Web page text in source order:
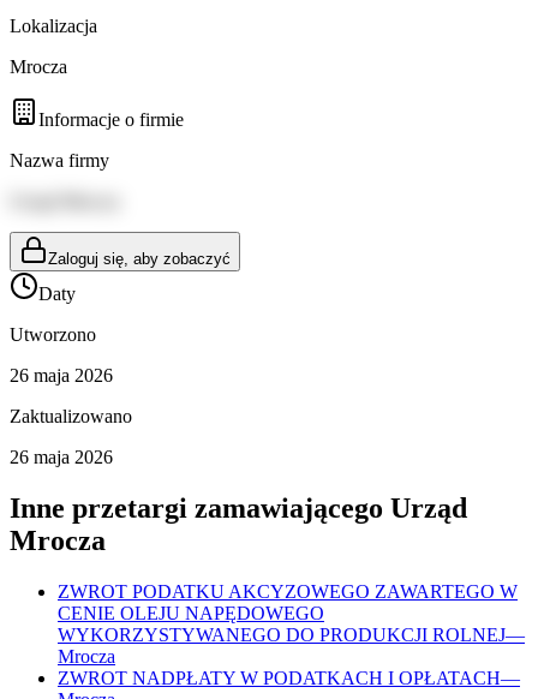
Lokalizacja
Mrocza
Informacje o firmie
Nazwa firmy
Zaloguj się, aby zobaczyć
Daty
Utworzono
26 maja 2026
Zaktualizowano
26 maja 2026
Inne przetargi zamawiającego Urząd
Mrocza
ZWROT PODATKU AKCYZOWEGO ZAWARTEGO W
CENIE OLEJU NAPĘDOWEGO
WYKORZYSTYWANEGO DO PRODUKCJI ROLNEJ—
Mrocza
ZWROT NADPŁATY W PODATKACH I OPŁATACH—